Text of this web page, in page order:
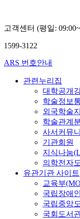
고객센터 (평일:
1599-3122
ARS 번호안내
관련누리집
대학공개
학술정보
외국학술
학술관계
사서커뮤
기관회원
지식나눔
의학전자
유관기관 사이트
교육부
국립장애
국립중앙
국회도서